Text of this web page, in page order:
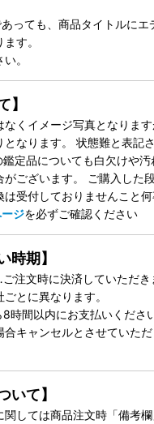
っても、商品タイトルにエ
す。
。
】
くイメージ写真となりま
なります。 状態難と表記
鑑定品についても白欠けや
ございます。 ご購入した
は受付しておりませんこと
ジを必ずご確認ください
時期】
注文時に決済していただき
とに異なります。
時間以内にお支払いくださ
キャンセルとさせていた
いて】
しては商品注文時「備考